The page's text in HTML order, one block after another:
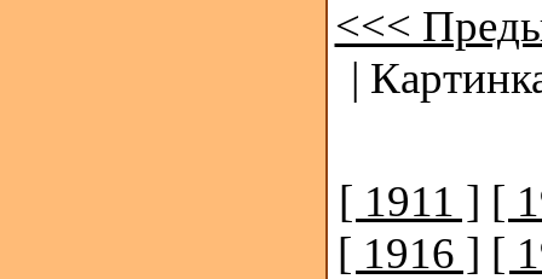
<<<
|
[ 1911 ] [
[ 1916 ] [